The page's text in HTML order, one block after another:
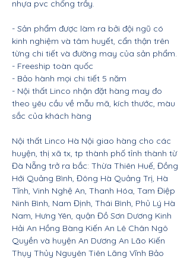
nhựa pvc chống trầy.
- Sản phẩm được làm ra bởi đội ngũ có
kinh nghiệm và tâm huyết, cẩn thận trên
từng chi tiết và đường may của sản phẩm.
- Freeship toàn quốc
- Bảo hành mọi chi tiết 5 năm
- Nội thất Linco nhận đặt hàng may đo
theo yêu cầu về mẫu mã, kích thước, màu
sắc của khách hàng
Nội thất Linco Hà Nội giao hàng cho các
huyện, thị xã tx, tp thành phố tỉnh thành từ
Đà Nẵng trở ra bắc: Thừa Thiên Huế, Đồng
Hới Quảng Bình, Đông Hà Quảng Trị, Hà
Tĩnh, Vinh Nghệ An, Thanh Hóa, Tam Điệp
Ninh Bình, Nam Định, Thái Bình, Phủ Lý Hà
Nam, Hưng Yên, quận Đồ Sơn Dương Kinh
Hải An Hồng Bàng Kiến An Lê Chân Ngô
Quyền và huyện An Dương An Lão Kiến
Thụy Thủy Nguyên Tiên Lãng Vĩnh Bảo